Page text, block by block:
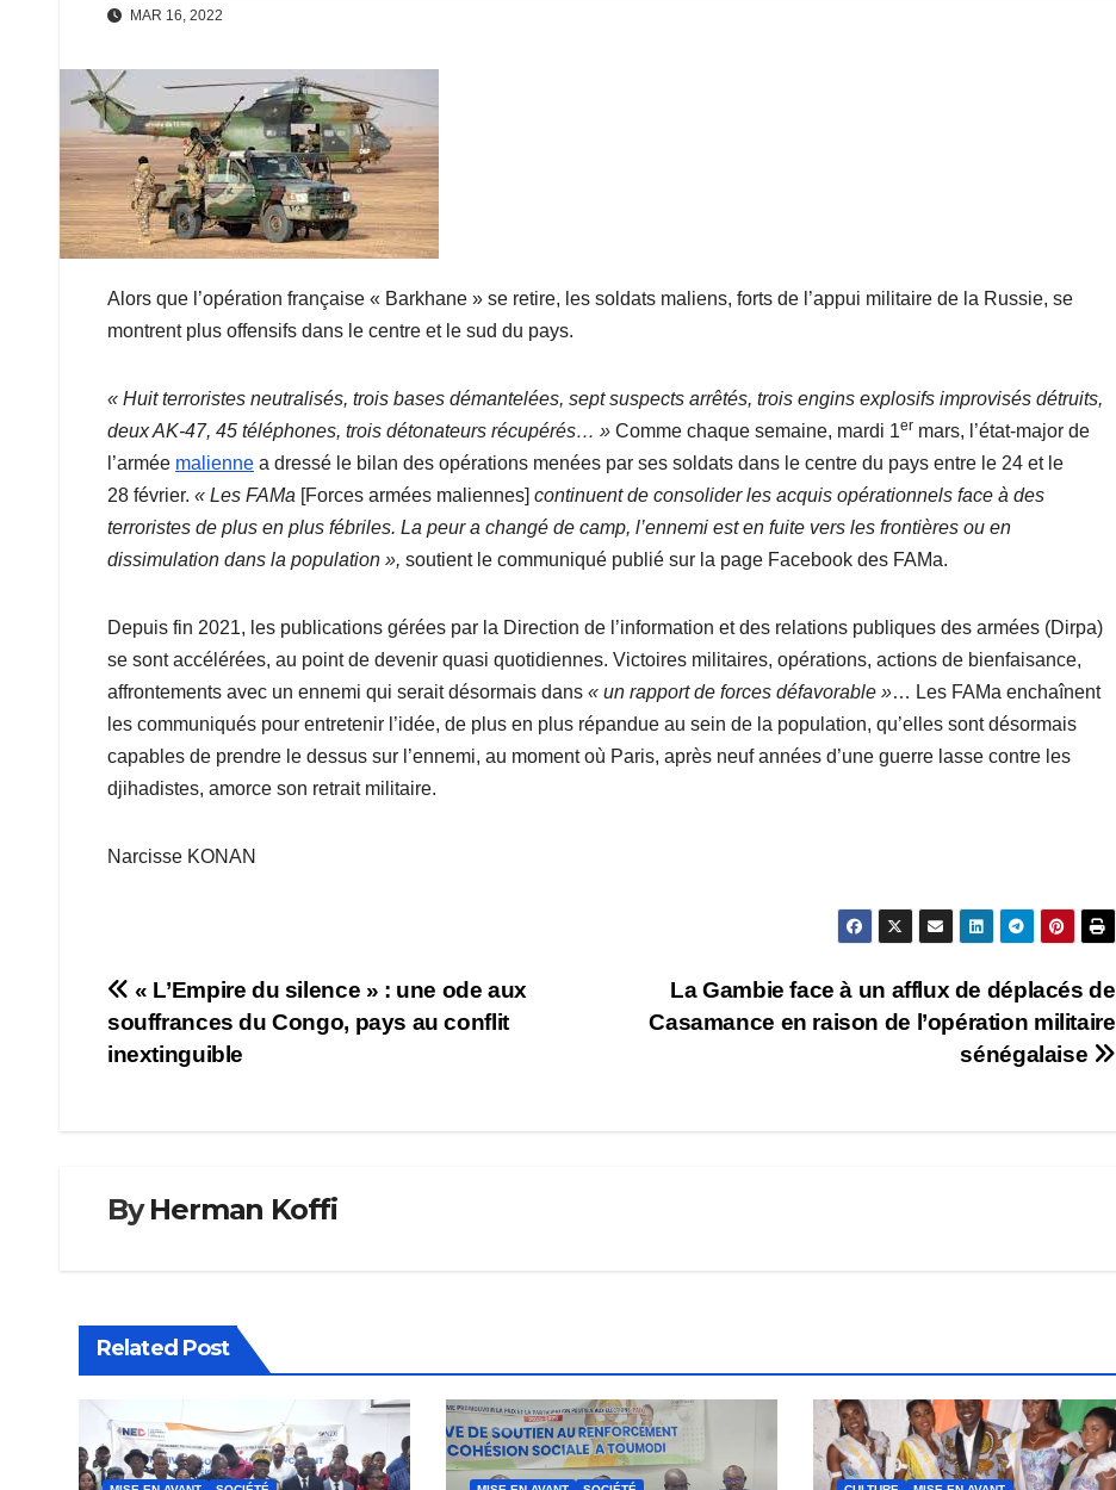
MAR 16, 2022
Alors que l’opération française « Barkhane » se retire, les soldats maliens, forts de l’appui militaire de la Russie, se
montrent plus offensifs dans le centre et le sud du pays.
« Huit terroristes neutralisés, trois bases démantelées, sept suspects arrêtés, trois engins explosifs improvisés détruits,
deux AK-47, 45 téléphones, trois détonateurs récupérés… » Comme chaque semaine, mardi 1er mars, l’état-major de
l’armée malienne a dressé le bilan des opérations menées par ses soldats dans le centre du pays entre le 24 et le
28 février. « Les FAMa [Forces armées maliennes] continuent de consolider les acquis opérationnels face à des
terroristes de plus en plus fébriles. La peur a changé de camp, l’ennemi est en fuite vers les frontières ou en
dissimulation dans la population », soutient le communiqué publié sur la page Facebook des FAMa.
Depuis fin 2021, les publications gérées par la Direction de l’information et des relations publiques des armées (Dirpa)
se sont accélérées, au point de devenir quasi quotidiennes. Victoires militaires, opérations, actions de bienfaisance,
affrontements avec un ennemi qui serait désormais dans « un rapport de forces défavorable »… Les FAMa enchaînent
les communiqués pour entretenir l’idée, de plus en plus répandue au sein de la population, qu’elles sont désormais
capables de prendre le dessus sur l’ennemi, au moment où Paris, après neuf années d’une guerre lasse contre les
djihadistes, amorce son retrait militaire.
Narcisse KONAN
Navigation
de
La Gambie face à un afflux de déplacés de
Casamance en raison de l’opération militaire
sénégalaise
« L’Empire du silence » : une ode aux
souffrances du Congo, pays au conflit
inextinguible
ByHerman Koffi
Related Post